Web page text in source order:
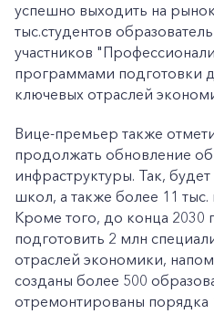
успешно выходить на
тыс.студентов
участников
программами подготовки
ключевых отраслей
Вице-премьер также
продолжать обновление
инфраструктуры. Так,
школ, а также более 11
Кроме того, до конца 2030
подготовить 2 млн
отраслей экономики,
созданы более 500
отремонтированы порядка